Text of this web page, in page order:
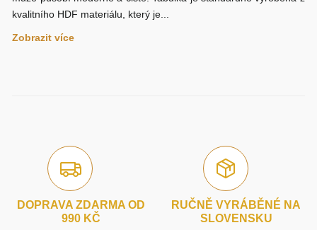
kvalitního HDF materiálu, který je...
Zobrazit více
DOPRAVA ZDARMA OD
990 KČ
RUČNĚ VYRÁBĚNÉ NA
SLOVENSKU